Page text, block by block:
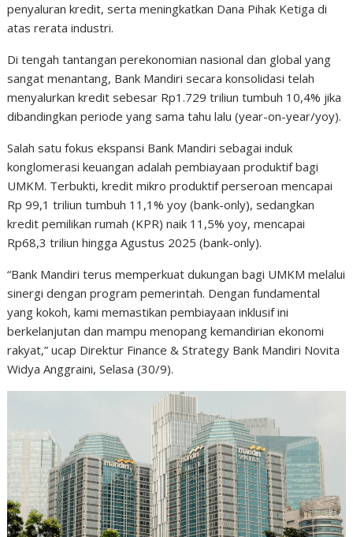
penyaluran kredit, serta meningkatkan Dana Pihak Ketiga di
atas rerata industri.
Di tengah tantangan perekonomian nasional dan global yang
sangat menantang, Bank Mandiri secara konsolidasi telah
menyalurkan kredit sebesar Rp1.729 triliun tumbuh 10,4% jika
dibandingkan periode yang sama tahu lalu (year-on-year/yoy).
Salah satu fokus ekspansi Bank Mandiri sebagai induk
konglomerasi keuangan adalah pembiayaan produktif bagi
UMKM. Terbukti, kredit mikro produktif perseroan mencapai
Rp 99,1 triliun tumbuh 11,1% yoy (bank-only), sedangkan
kredit pemilikan rumah (KPR) naik 11,5% yoy, mencapai
Rp68,3 triliun hingga Agustus 2025 (bank-only).
“Bank Mandiri terus memperkuat dukungan bagi UMKM melalui
sinergi dengan program pemerintah. Dengan fundamental
yang kokoh, kami memastikan pembiayaan inklusif ini
berkelanjutan dan mampu menopang kemandirian ekonomi
rakyat,” ucap Direktur Finance & Strategy Bank Mandiri Novita
Widya Anggraini, Selasa (30/9).